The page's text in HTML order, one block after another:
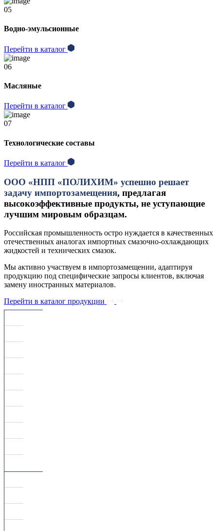
05
Водно-эмульсионные
Перейти в каталог
06
Масляные
Перейти в каталог
07
Технологические составы
Перейти в каталог
ООО «НПП «ПОЛИХИМ» успешно решает
задачу импортозамещения, предлагая
высокоэффективные продукты, не уступающие
лучшим мировым образцам.
Российская промышленность остро нуждается в качественных
отечественных аналогах импортных смазочно-охлаждающих
жидкостей и технических смазок.
Мы активно участвуем в импортозамещении, адаптируя
продукцию под специфические запросы клиентов, включая
замену иностранных материалов.
Перейти в каталог продукции